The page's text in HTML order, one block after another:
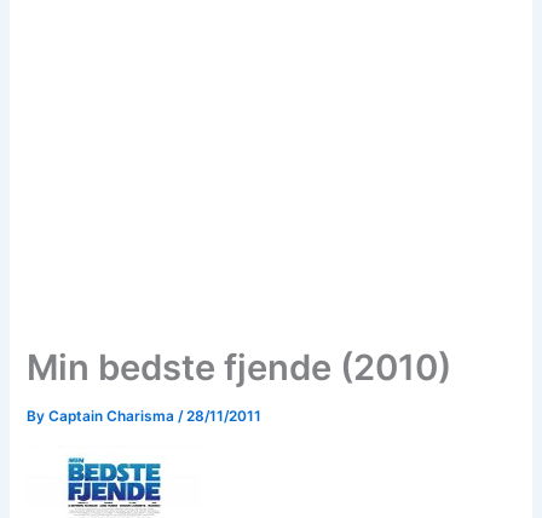
Min bedste fjende (2010)
ByCaptain Charisma /28/11/2011